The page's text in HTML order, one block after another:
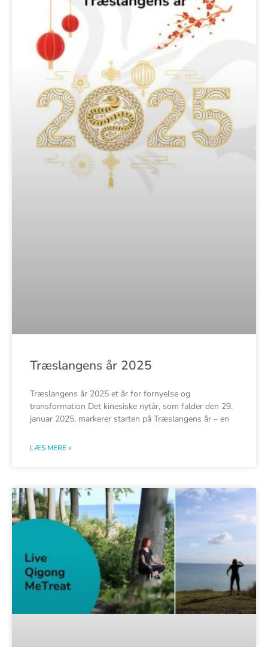
Træslangens år 2025
Træslangens år 2025 et år for fornyelse og
transformation Det kinesiske nytår, som falder den 29.
januar 2025, markerer starten på Træslangens år – en
LÆS MERE »